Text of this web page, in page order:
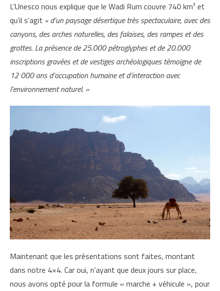
L’Unesco nous explique que le Wadi Rum couvre 740 km² et
qu’il s’agit « d’un paysage désertique très spectaculaire, avec des
canyons, des arches naturelles, des falaises, des rampes et des
grottes. La présence de 25.000 pétroglyphes et de 20.000
inscriptions gravées et de vestiges archéologiques témoigne de
12 000 ans d’occupation humaine et d’interaction avec
l’environnement naturel. »
Maintenant que les présentations sont faites, montant
dans notre 4×4. Car oui, n’ayant que deux jours sur place,
nous avons opté pour la formule « marche + véhicule », pour